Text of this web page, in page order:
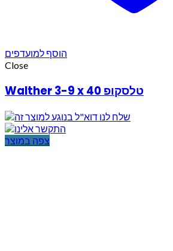
הוסף למועדפים
Close
Walther 3-9 x 40 טלסקופ
צפה במוצר